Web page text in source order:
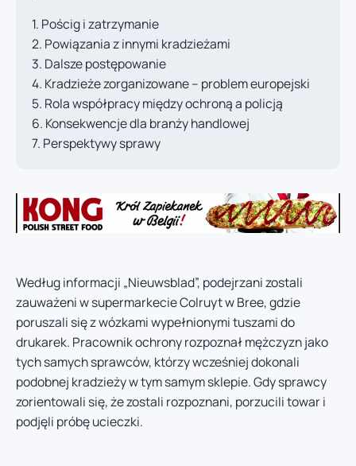
Pościg i zatrzymanie
Powiązania z innymi kradzieżami
Dalsze postępowanie
Kradzieże zorganizowane – problem europejski
Rola współpracy między ochroną a policją
Konsekwencje dla branży handlowej
Perspektywy sprawy
Według informacji „Nieuwsblad”, podejrzani zostali
zauważeni w supermarkecie Colruyt w Bree, gdzie
poruszali się z wózkami wypełnionymi tuszami do
drukarek. Pracownik ochrony rozpoznał mężczyzn jako
tych samych sprawców, którzy wcześniej dokonali
podobnej kradzieży w tym samym sklepie. Gdy sprawcy
zorientowali się, że zostali rozpoznani, porzucili towar i
podjęli próbę ucieczki.